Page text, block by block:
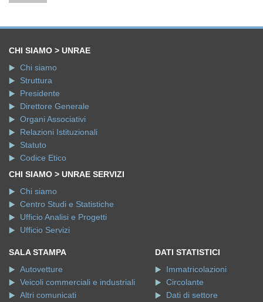
CHI SIAMO > UNRAE
Chi siamo
Struttura
Presidente
Direttore Generale
Organi Associativi
Relazioni Istituzionali
Statuto
Codice Etico
CHI SIAMO > UNRAE SERVIZI
Chi siamo
Centro Studi e Statistiche
Ufficio Analisi e Progetti
Ufficio Servizi
SALA STAMPA
Autovetture
Veicoli commerciali e industriali
Altri comunicati
DATI STATISTICI
Immatricolazioni
Circolante
Dati di settore